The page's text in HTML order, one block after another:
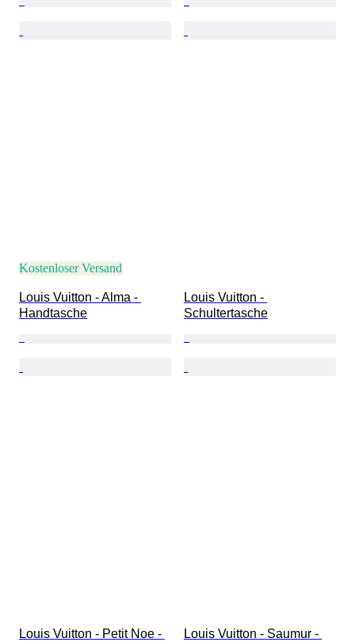
Kostenloser Versand
Louis Vuitton - Alma -
Handtasche
Louis Vuitton -
Schultertasche
Louis Vuitton - Petit Noe -
Louis Vuitton - Saumur -